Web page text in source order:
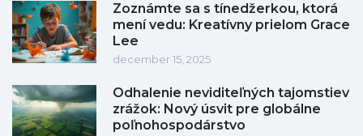
Zoznámte sa s tínedžerkou, ktorá
mení vedu: Kreatívny prielom Grace
Lee
december 15, 2025
Odhalenie neviditeľných tajomstiev
zrážok: Nový úsvit pre globálne
poľnohospodárstvo